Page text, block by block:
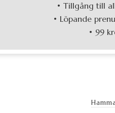
• Tillgång till
• Löpande
• 99